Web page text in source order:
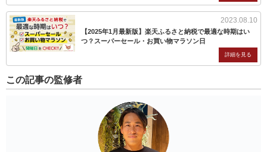
【2025年1月最新版】楽天ふるさと納税で最適な時期はい
つ？スーパーセール・お買い物マラソン日
2023.08.10
この記事の監修者